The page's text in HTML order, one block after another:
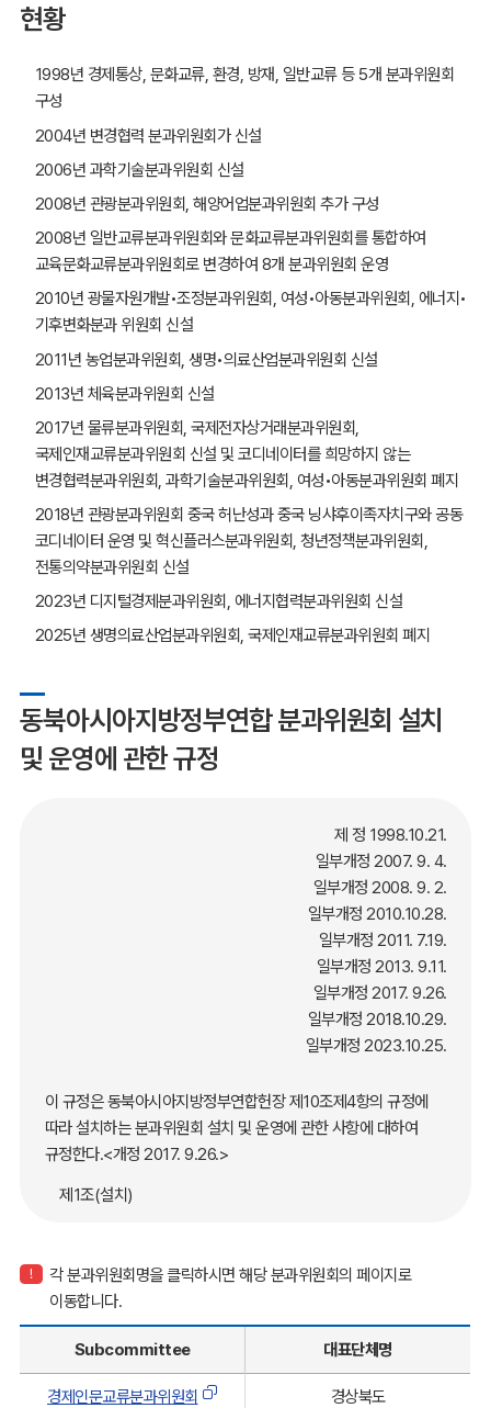
현황
1998년 경제통상, 문화교류, 환경, 방재, 일반교류 등 5개 분과위원회
구성
2004년 변경협력 분과위원회가 신설
2006년 과학기술분과위원회 신설
2008년 관광분과위원회, 해양어업분과위원회 추가 구성
2008년 일반교류분과위원회와 문화교류분과위원회를 통합하여
교육문화교류분과위원회로 변경하여 8개 분과위원회 운영
2010년 광물자원개발•조정분과위원회, 여성•아동분과위원회, 에너지•
기후변화분과 위원회 신설
2011년 농업분과위원회, 생명•의료산업분과위원회 신설
2013년 체육분과위원회 신설
2017년 물류분과위원회, 국제전자상거래분과위원회,
국제인재교류분과위원회 신설 및 코디네이터를 희망하지 않는
변경협력분과위원회, 과학기술분과위원회, 여성•아동분과위원회 폐지
2018년 관광분과위원회 중국 허난성과 중국 닝샤후이족자치구와 공동
코디네이터 운영 및 혁신플러스분과위원회, 청년정책분과위원회,
전통의약분과위원회 신설
2023년 디지털경제분과위원회, 에너지협력분과위원회 신설
2025년 생명의료산업분과위원회, 국제인재교류분과위원회 폐지
동북아시아지방정부연합 분과위원회 설치
및 운영에 관한 규정
제 정 1998.10.21.
일부개정 2007. 9. 4.
일부개정 2008. 9. 2.
일부개정 2010.10.28.
일부개정 2011. 7.19.
일부개정 2013. 9.11.
일부개정 2017. 9.26.
일부개정 2018.10.29.
일부개정 2023.10.25.
이 규정은 동북아시아지방정부연합헌장 제10조제4항의 규정에
따라 설치하는 분과위원회 설치 및 운영에 관한 사항에 대하여
규정한다.<개정 2017. 9.26.>
제1조(설치)
한다)에 대하여, 그 원활한 추진을 지원하기 위해 분야별로
분과위원회를 둔다.<개정 2017. 9.26.>
제2조(분과위원회의 종류 및 명칭) 분과위원회의 종류 및
명칭은 다음과 같이 한다.
각 분과위원회명을 클릭하시면 해당 분과위원회의 페이지로
이동합니다.
Subcommittee 대표단체명
경제인문교류분과위원회 경상북도